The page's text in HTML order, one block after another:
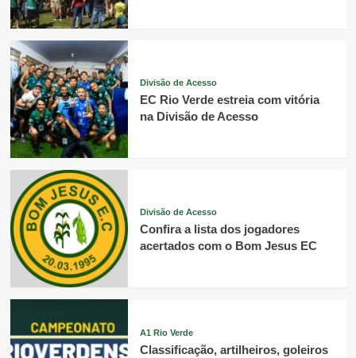
Divisão de Acesso
EC Rio Verde estreia com vitória
na Divisão de Acesso
Divisão de Acesso
Confira a lista dos jogadores
acertados com o Bom Jesus EC
A1 Rio Verde
Classificação, artilheiros, goleiros